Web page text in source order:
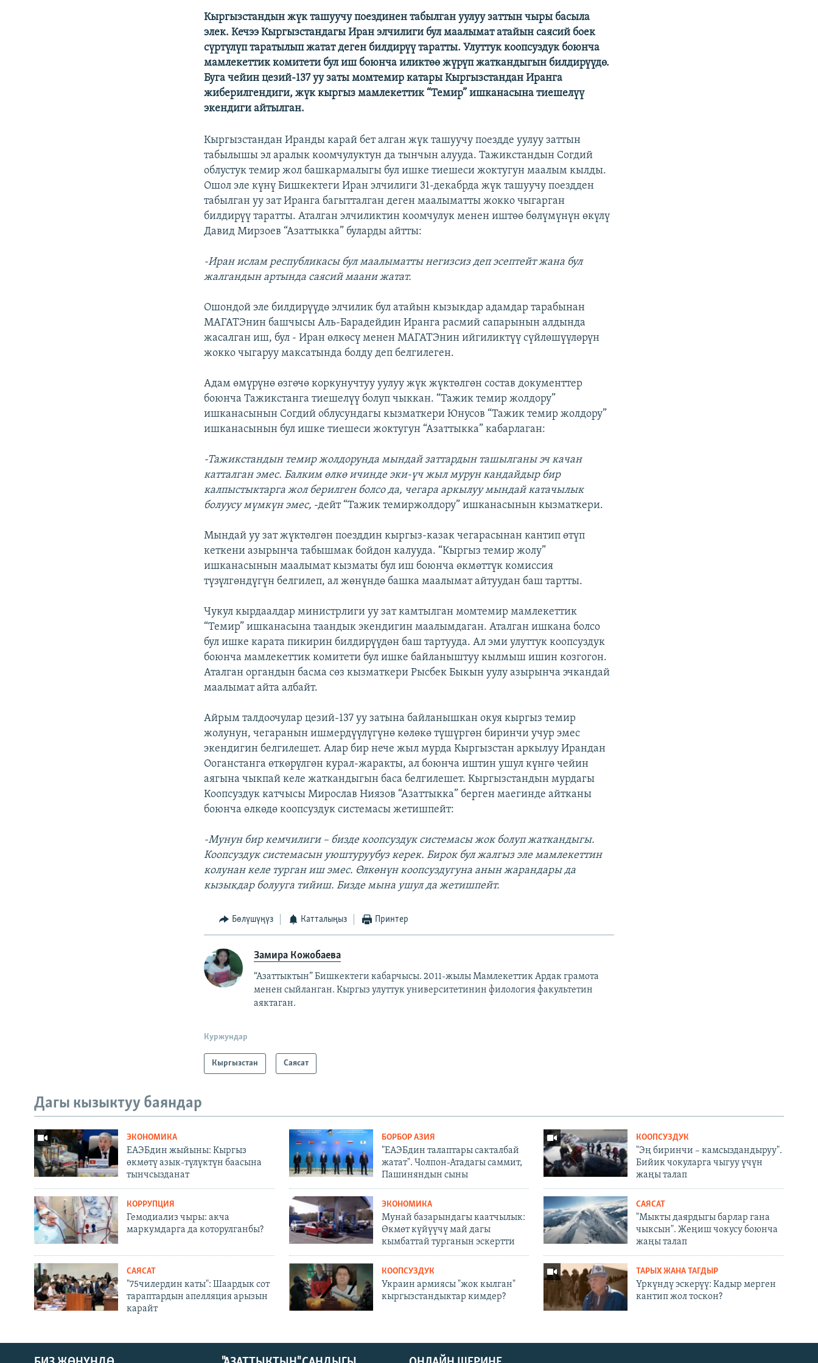
Кыргызстандын жүк ташуучу поездинен табылган уулуу заттын чыры басыла
элек. Кечээ Кыргызстандагы Иран элчилиги бул маалымат атайын саясий боек
сүртүлүп таратылып жатат деген билдирүү таратты. Улуттук коопсуздук боюнча
мамлекеттик комитети бул иш боюнча иликтөө жүрүп жаткандыгын билдирүүдө.
Буга чейин цезий-137 уу заты момтемир катары Кыргызстандан Иранга
жиберилгендиги, жүк кыргыз мамлекеттик “Темир” ишканасына тиешелүү
экендиги айтылган.
Кыргызстандан Иранды карай бет алган жүк ташуучу поездде уулуу заттын
табылышы эл аралык коомчулуктун да тынчын алууда. Тажикстандын Согдий
облустук темир жол башкармалыгы бул ишке тиешеси жоктугун маалым кылды.
Ошол эле күнү Бишкектеги Иран элчилиги 31-декабрда жүк ташуучу поездден
табылган уу зат Иранга багытталган деген маалыматты жокко чыгарган
билдирүү таратты. Аталган элчиликтин коомчулук менен иштөө бөлүмүнүн өкүлү
Давид Мирзоев “Азаттыкка” буларды айтты:
-Иран ислам республикасы бул маалыматты негизсиз деп эсептейт жана бул
жалгандын артында саясий маани жатат.
Ошондой эле билдирүүдө элчилик бул атайын кызыкдар адамдар тарабынан
МАГАТЭнин башчысы Аль-Барадейдин Иранга расмий сапарынын алдында
жасалган иш, бул - Иран өлкөсү менен МАГАТЭнин ийгиликтүү сүйлөшүүлөрүн
жокко чыгаруу максатында болду деп белгилеген.
Адам өмүрүнө өзгөчө коркунучтуу уулуу жүк жүктөлгөн состав документтер
боюнча Тажикстанга тиешелүү болуп чыккан. “Тажик темир жолдору”
ишканасынын Согдий облусундагы кызматкери Юнусов “Тажик темир жолдору”
ишканасынын бул ишке тиешеси жоктугун “Азаттыкка” кабарлаган:
-Тажикстандын темир жолдорунда мындай заттардын ташылганы эч качан
катталган эмес. Балким өлкө ичинде эки-үч жыл мурун кандайдыр бир
калпыстыктарга жол берилген болсо да, чегара аркылуу мындай катачылык
болуусу мүмкүн эмес, -дейт “Тажик темиржолдору” ишканасынын кызматкери.
Мындай уу зат жүктөлгөн поезддин кыргыз-казак чегарасынан кантип өтүп
кеткени азырынча табышмак бойдон калууда. “Кыргыз темир жолу”
ишканасынын маалымат кызматы бул иш боюнча өкмөттүк комиссия
түзүлгөндүгүн белгилеп, ал жөнүндө башка маалымат айтуудан баш тартты.
Чукул кырдаалдар министрлиги уу зат камтылган момтемир мамлекеттик
“Темир” ишканасына таандык экендигин маалымдаган. Аталган ишкана болсо
бул ишке карата пикирин билдирүүдөн баш тартууда. Ал эми улуттук коопсуздук
боюнча мамлекеттик комитети бул ишке байланыштуу кылмыш ишин козгогон.
Аталган органдын басма сөз кызматкери Рысбек Быкын уулу азырынча эчкандай
маалымат айта албайт.
Айрым талдоочулар цезий-137 уу затына байланышкан окуя кыргыз темир
жолунун, чегаранын ишмердүүлүгүнө көлөкө түшүргөн биринчи учур эмес
экендигин белгилешет. Алар бир нече жыл мурда Кыргызстан аркылуу Ирандан
Ооганстанга өткөрүлгөн курал-жаракты, ал боюнча иштин ушул күнгө чейин
аягына чыкпай келе жаткандыгын баса белгилешет. Кыргызстандын мурдагы
Коопсуздук катчысы Мирослав Ниязов “Азаттыкка” берген маегинде айтканы
боюнча өлкөдө коопсуздук системасы жетишпейт:
-Мунун бир кемчилиги – бизде коопсуздук системасы жок болуп жаткандыгы.
Коопсуздук системасын уюштуруубуз керек. Бирок бул жалгыз эле мамлекеттин
колунан келе турган иш эмес. Өлкөнүн коопсуздугуна анын жарандары да
кызыкдар болууга тийиш. Бизде мына ушул да жетишпейт.
Бөлүшүңүз Катталыңыз Принтер
Замира Кожобаева
“Азаттыктын” Бишкектеги кабарчысы. 2011-жылы Мамлекеттик Ардак грамота
менен сыйланган. Кыргыз улуттук университетинин филология факультетин
аяктаган.
Куржундар
Кыргызстан Саясат
Дагы кызыктуу баяндар
ЭКОНОМИКА
ЕАЭБдин жыйыны: Кыргыз
өкмөтү азык-түлүктүн баасына
тынчсызданат
БОРБОР АЗИЯ
"ЕАЭБдин талаптары сакталбай
жатат". Чолпон-Атадагы саммит,
Пашиняндын сыны
КООПСУЗДУК
"Эң биринчи – камсыздандыруу".
Бийик чокуларга чыгуу үчүн
жаңы талап
КОРРУПЦИЯ
Гемодиализ чыры: акча
маркумдарга да которулганбы?
ЭКОНОМИКА
Мунай базарындагы каатчылык:
Өкмөт күйүүчү май дагы
кымбаттай турганын эскертти
САЯСАТ
"Мыкты даярдыгы барлар гана
чыксын". Жеңиш чокусу боюнча
жаңы талап
САЯСАТ
"75чилердин каты": Шаардык сот
тараптардын апелляция арызын
карайт
КООПСУЗДУК
Украин армиясы "жок кылган"
кыргызстандыктар кимдер?
ТАРЫХ ЖАНА ТАГДЫР
Үркүндү эскерүү: Кадыр мерген
кантип жол тоскон?